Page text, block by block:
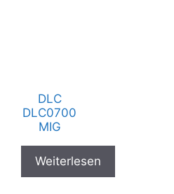
DLC
DLC0700
MIG
Weiterlesen